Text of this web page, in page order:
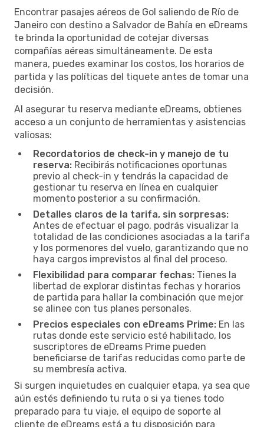
Encontrar pasajes aéreos de Gol saliendo de Río de
Janeiro con destino a Salvador de Bahía en eDreams
te brinda la oportunidad de cotejar diversas
compañías aéreas simultáneamente. De esta
manera, puedes examinar los costos, los horarios de
partida y las políticas del tiquete antes de tomar una
decisión.
Al asegurar tu reserva mediante eDreams, obtienes
acceso a un conjunto de herramientas y asistencias
valiosas:
Recordatorios de check-in y manejo de tu
reserva: Recibirás notificaciones oportunas
previo al check-in y tendrás la capacidad de
gestionar tu reserva en línea en cualquier
momento posterior a su confirmación.
Detalles claros de la tarifa, sin sorpresas:
Antes de efectuar el pago, podrás visualizar la
totalidad de las condiciones asociadas a la tarifa
y los pormenores del vuelo, garantizando que no
haya cargos imprevistos al final del proceso.
Flexibilidad para comparar fechas: Tienes la
libertad de explorar distintas fechas y horarios
de partida para hallar la combinación que mejor
se alinee con tus planes personales.
Precios especiales con eDreams Prime: En las
rutas donde este servicio esté habilitado, los
suscriptores de eDreams Prime pueden
beneficiarse de tarifas reducidas como parte de
su membresía activa.
Si surgen inquietudes en cualquier etapa, ya sea que
aún estés definiendo tu ruta o si ya tienes todo
preparado para tu viaje, el equipo de soporte al
cliente de eDreams está a tu disposición para